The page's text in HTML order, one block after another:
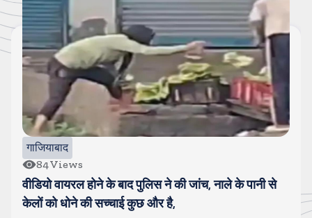
गाजियाबाद
84Views
वीडियो वायरल होने के बाद पुलिस ने की जांच, नाले के पानी से
केलों को धोने की सच्चाई कुछ और है,